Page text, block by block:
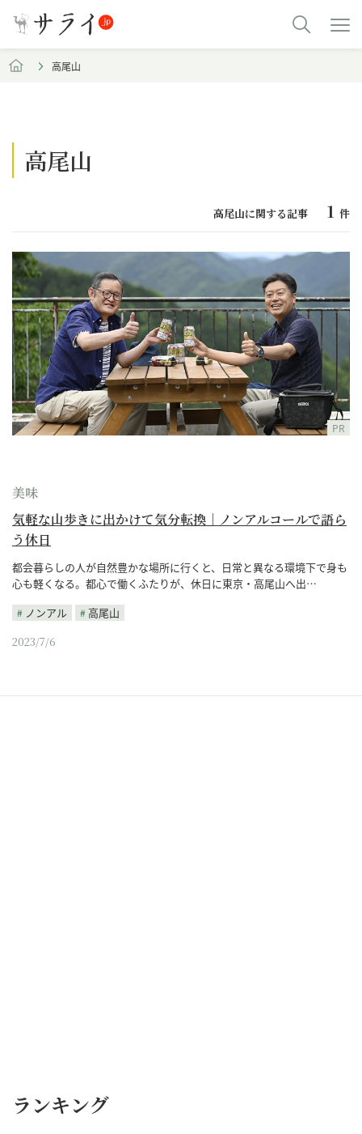
高尾山
高尾山
高尾山に関する記事 1 件
PR
美味
気軽な山歩きに出かけて気分転換｜ノンアルコールで語ら
う休日
都会暮らしの人が自然豊かな場所に行くと、日常と異なる環境下で身も
心も軽くなる。都心で働くふたりが、休日に東京・高尾山へ出…
ノンアル
高尾山
2023/7/6
ランキング